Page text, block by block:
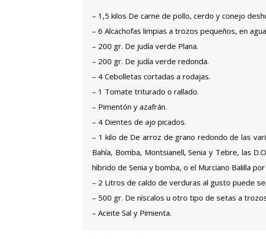
– 1,5 kilos De carne de pollo, cerdo y conejo
– 6 Alcachofas limpias a trozos pequeños, en
– 200 gr. De judía verde Plana.
– 200 gr. De judía verde redonda.
– 4 Cebolletas cortadas a rodajas.
– 1 Tomate triturado o rallado.
– Pimentón y azafrán.
– 4 Dientes de ajo picados.
– 1 kilo de De arroz de grano redondo de las
Bahía, Bomba, Montsianell, Senia y Tebre, las
híbrido de Senia y bomba, o el Murciano Balilla por
– 2 Litros de caldo de verduras al gusto puede
– 500 gr. De níscalos u otro tipo de setas a
– Aceite Sal y Pimienta.